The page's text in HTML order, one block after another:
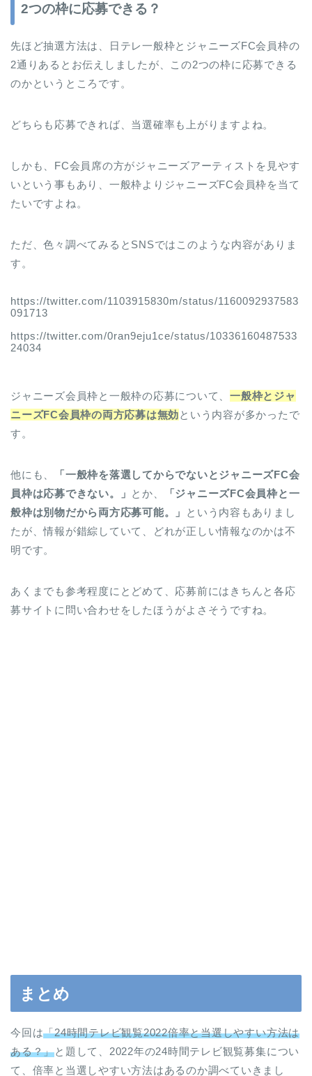
2つの枠に応募できる？
先ほど抽選方法は、日テレ一般枠とジャニーズFC会員枠の
2通りあるとお伝えしましたが、この2つの枠に応募できる
のかというところです。
どちらも応募できれば、当選確率も上がりますよね。
しかも、FC会員席の方がジャニーズアーティストを見やす
いという事もあり、一般枠よりジャニーズFC会員枠を当て
たいですよね。
ただ、色々調べてみるとSNSではこのような内容がありま
す。
https://twitter.com/1103915830m/status/1160092937583
091713
https://twitter.com/0ran9eju1ce/status/10336160487533
24034
ジャニーズ会員枠と一般枠の応募について、一般枠とジャ
ニーズFC会員枠の両方応募は無効という内容が多かったで
す。
他にも、
「一般枠を落選してからでないとジャニーズFC会
員枠は応募できない。」 とか、
「ジャニーズFC会員枠と一
般枠は別物だから両方応募可能。」
という内容もありまし
たが、情報が錯綜していて、どれが正しい情報なのかは不
明です。
あくまでも参考程度にとどめて、応募前にはきちんと各応
募サイトに問い合わせをしたほうがよさそうですね。
まとめ
今回は「24時間テレビ観覧2022倍率と当選しやすい方法は
ある？」と題して、2022年の24時間テレビ観覧募集につい
て、倍率と当選しやすい方法はあるのか調べていきまし